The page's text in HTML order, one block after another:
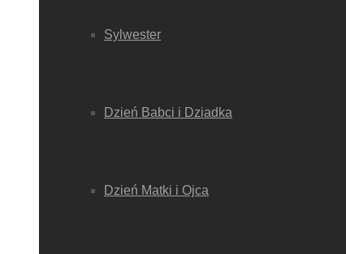
Sylwester
Dzień Babci i Dziadka
Dzień Matki i Ojca